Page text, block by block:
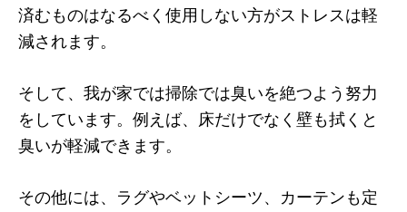
済むものはなるべく使用しない方がストレスは軽
減されます。
そして、我が家では掃除では臭いを絶つよう努力
をしています。例えば、床だけでなく壁も拭くと
臭いが軽減できます。
その他には、ラグやベットシーツ、カーテンも定